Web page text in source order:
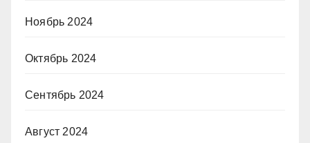
Ноябрь 2024
Октябрь 2024
Сентябрь 2024
Август 2024